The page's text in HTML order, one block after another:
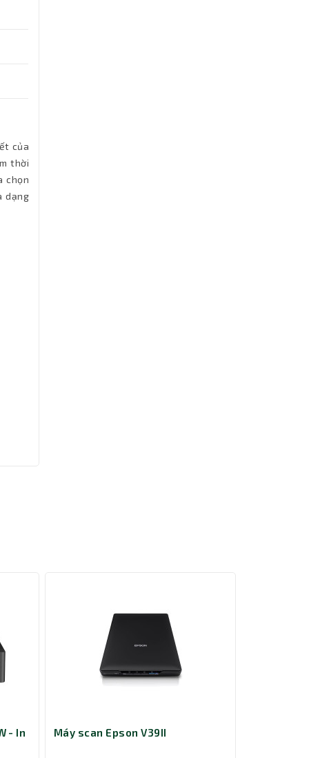
của
thời
chọn
dạng
- In
Máy scan Epson V39II